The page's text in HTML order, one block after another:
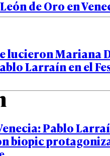
de Oro en
lucieron Mariana
Larraín en el
Pablo
biopic